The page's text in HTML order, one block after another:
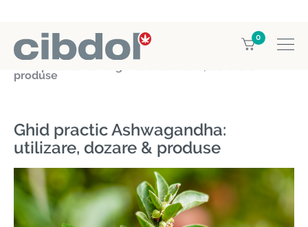
0
Home
Education
produse
Ghid practic Ashwagandha:
utilizare, dozare & produse